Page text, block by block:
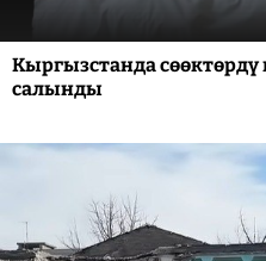
Кыргызстанда
салынды